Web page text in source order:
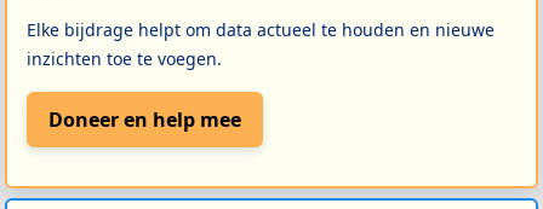
Elke bijdrage helpt om data actueel te houden en nieuwe
inzichten toe te voegen.
Doneer en help mee